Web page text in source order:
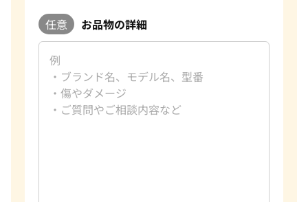
好きな言葉理路整然
好きなブランドカルティエ
過去の買取品例
おたからやでは、毎日数千点のブランド品の査定をしており
ます。私たちは海外にも販路を持っており、世界基準での査定
が可能になっています。また現在は円安のため海外に販売する
任意 お品物の詳細